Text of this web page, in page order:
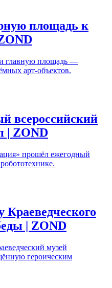
площадь к
главную площадь —
арт-объектов.
всероссийский
| ZOND
прошёл ежегодный
| ZOND
музей
героическим